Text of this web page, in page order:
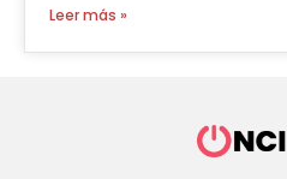
Leer más »